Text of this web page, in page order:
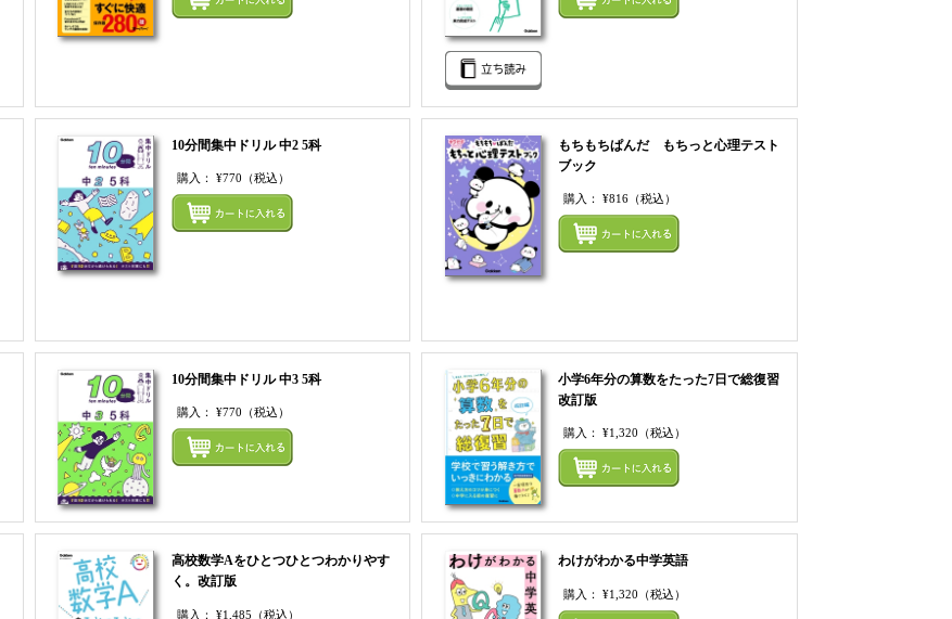
まとめてカートにいれる
10分間集中ドリル 中2 5科
購入： ¥770 （税込）
まとめてカートにいれる
もちもちぱんだ もちっと心理テスト
ブック
購入：¥816 （税込）
まとめてカートにいれる
10分間集中ドリル 中3 5科
購入： ¥770 （税込）
まとめてカートにいれる
小学6年分の算数をたった7日で総復習
改訂版
購入：¥1,320 （税込）
高校数学Aをひとつひとつわかりやす
く。改訂版
購入： ¥1,485 （税込）
わけがわかる中学英語
購入：¥1,320 （税込）